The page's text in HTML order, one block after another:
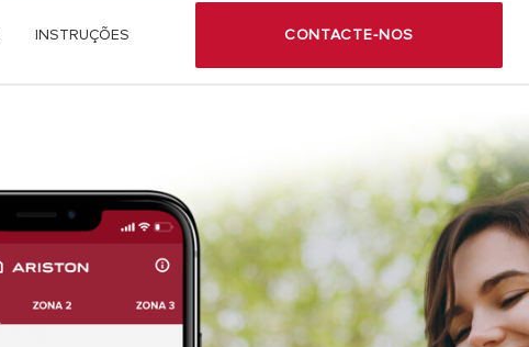
INSTRUÇÕES CONTACTE-NOS